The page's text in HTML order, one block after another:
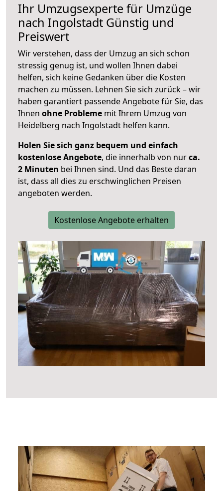
Ihr Umzugsexperte für Umzüge
nach Ingolstadt Günstig und
Preiswert
Wir verstehen, dass der Umzug an sich schon
stressig genug ist, und wollen Ihnen dabei
helfen, sich keine Gedanken über die Kosten
machen zu müssen. Lehnen Sie sich zurück – wir
haben garantiert passende Angebote für Sie, das
Ihnen ohne Probleme mit Ihrem Umzug von
Heidelberg nach Ingolstadt helfen kann.
Holen Sie sich ganz bequem und einfach
kostenlose Angebote, die innerhalb von nurca.
2 Minuten bei Ihnen sind. Und das Beste daran
ist, dass all dies zu erschwinglichen Preisen
angeboten werden.
Kostenlose Angebote erhalten